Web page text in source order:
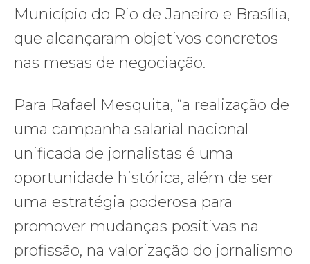
Município do Rio de Janeiro e Brasília,
que alcançaram objetivos concretos
nas mesas de negociação.
Para Rafael Mesquita, “a realização de
uma campanha salarial nacional
unificada de jornalistas é uma
oportunidade histórica, além de ser
uma estratégia poderosa para
promover mudanças positivas na
profissão, na valorização do jornalismo